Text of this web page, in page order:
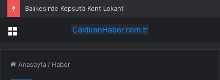
Balıkesir’de Kepsut’a Kent Lokantası ve altyapı desteği
Menü
Anasayfa / Haber